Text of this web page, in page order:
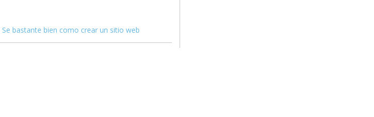
Se bastante bien como crear un sitio web